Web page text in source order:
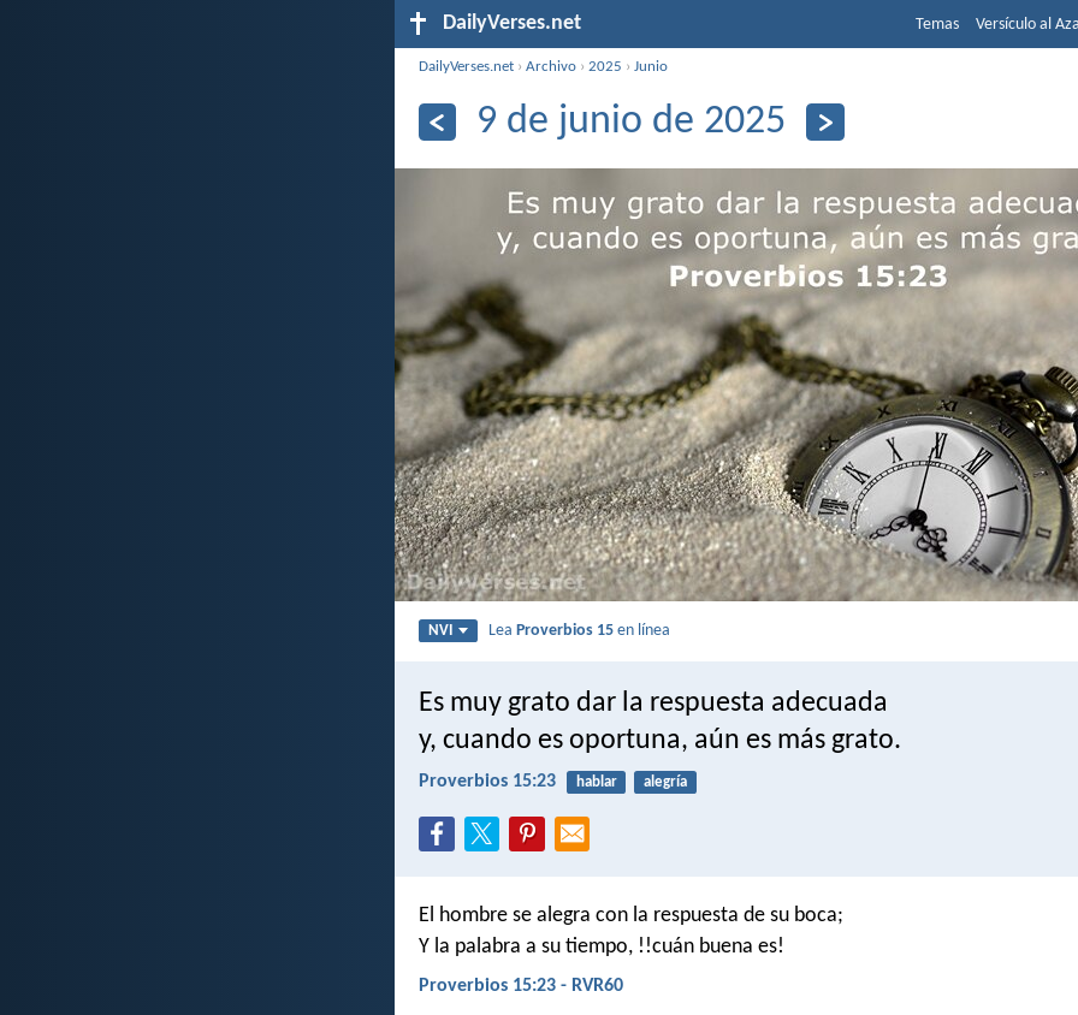
DailyVerses.net Temas Versículo al
DailyVerses.net ›Archivo ›2025 ›Junio
9 de junio de 2025
NVI LeaProverbios 15 en línea
Es muy grato dar la respuesta adecuada
y, cuando es oportuna, aún es más grato.
Proverbios 15:23 hablar alegría
El hombre se alegra con la respuesta de su boca;
Y la palabra a su tiempo, !!cuán buena es!
Proverbios 15:23 - RVR60